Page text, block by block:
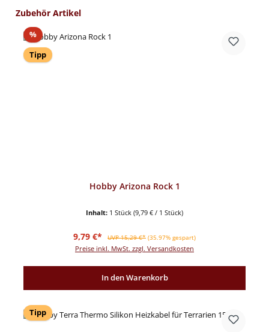
Produktgalerie überspringen
Zubehör Artikel
%Rabatt
Tipp
Hobby Arizona Rock 1
Inhalt: 1 Stück (9,79 € / 1 Stück)
Verkaufspreis:
9,79 €* Regulärer Preis:
UVP 15,29 €* (35.97% gespart)
Preise inkl. MwSt. zzgl. Versandkosten
In den Warenkorb
Tipp